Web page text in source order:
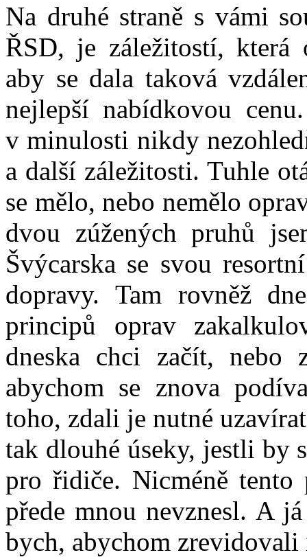
Na druhé straně s vámi
ŘSD, je záležitostí, která
aby se dala taková
nejlepší nabídkovou
v minulosti nikdy
a další záležitosti. Tuhle
se mělo, nebo nemělo
dvou zúžených pruhů
Švýcarska se svou
dopravy. Tam rovněž
principů oprav
dneska chci začít,
abychom se znova
toho, zdali je nutné
tak dlouhé úseky, jestli by
pro řidiče. Nicméně
přede mnou nevznesl. A
bych, abychom zrevidovali